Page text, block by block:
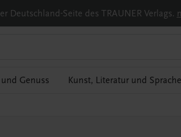
Deutschland-Seite des TRAUNER Verlags.
Genuss Kunst, Literatur und Sprache